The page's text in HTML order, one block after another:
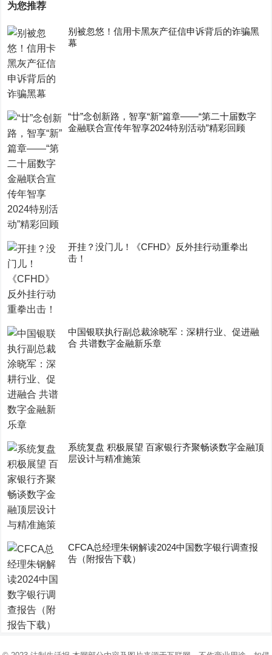
为您推荐
别被忽悠！信用卡黑灰产征信申诉背后的诈骗黑
幕
“廿”念创新路，智享“新”篇章——“第二十届数字
金融联合宣传年智享2024特别活动”精彩回顾
开挂？没门儿！《CFHD》反外挂行动重拳出
击！
中国银联执行副总裁涂晓军：深耕行业、促进融
合 共谱数字金融新乐章
系统复盘 积极展望 百家银行齐聚畅谈数字金融顶
层设计与精准施策
CFCA总经理朱钢解读2024中国数字银行调查报
告（附报告下载）